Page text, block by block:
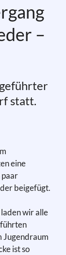
–
statt.
eine
paar
beigefügt.
wir alle
Jugendraum
ist so